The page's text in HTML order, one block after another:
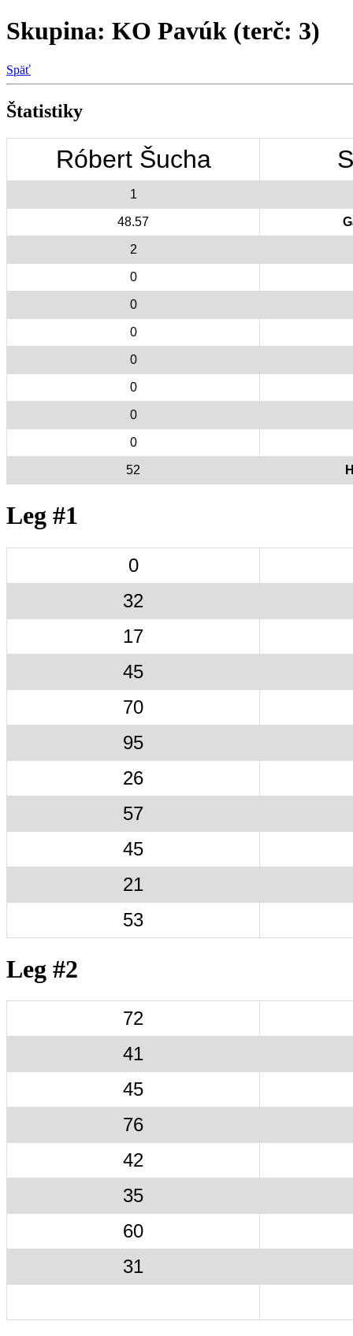
Skupina: KO Pavúk (terč: 3)
Späť
Štatistiky
Róbert Šucha
1
48.57
2
0
0
0
0
0
0
0
52
Leg #1
0
32
17
45
70
95
26
57
45
21
53
Leg #2
72
41
45
76
42
35
60
31